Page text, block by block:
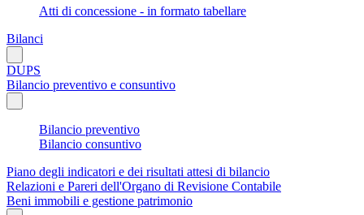
Atti di concessione - in formato tabellare
Bilanci
DUPS
Bilancio preventivo e consuntivo
Bilancio preventivo
Bilancio consuntivo
Piano degli indicatori e dei risultati attesi di bilancio
Relazioni e Pareri dell'Organo di Revisione Contabile
Beni immobili e gestione patrimonio